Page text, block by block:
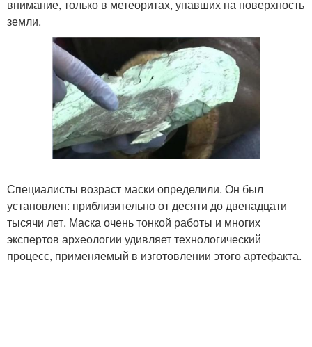
внимание, только в метеоритах, упавших на поверхность
земли.
Специалисты возраст маски определили. Он был
установлен: приблизительно от десяти до двенадцати
тысячи лет. Маска очень тонкой работы и многих
экспертов археологии удивляет технологический
процесс, применяемый в изготовлении этого артефакта.